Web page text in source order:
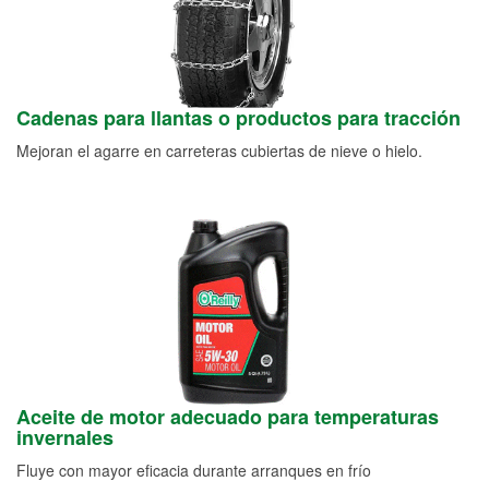
Cadenas para llantas o productos para tracción
Mejoran el agarre en carreteras cubiertas de nieve o hielo.
Aceite de motor adecuado para temperaturas
invernales
Fluye con mayor eficacia durante arranques en frío